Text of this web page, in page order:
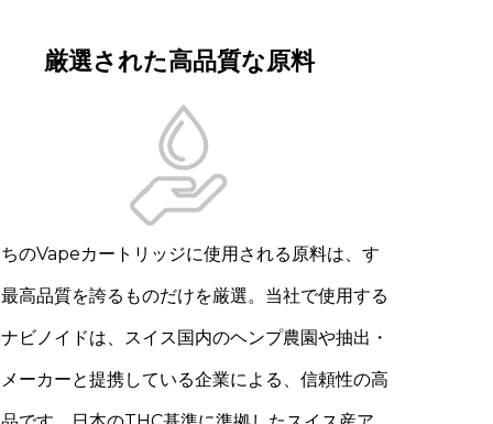
厳選された高品質な原料
のVapeカートリッジに使用される原料は、す
高品質を誇るものだけを厳選。当社で使用する
ビノイドは、スイス国内のヘンプ農園や抽出・
ーカーと提携している企業による、信頼性の高